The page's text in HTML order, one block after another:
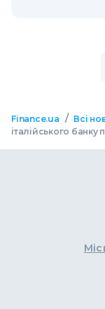
Finance.ua / Всі
італійського